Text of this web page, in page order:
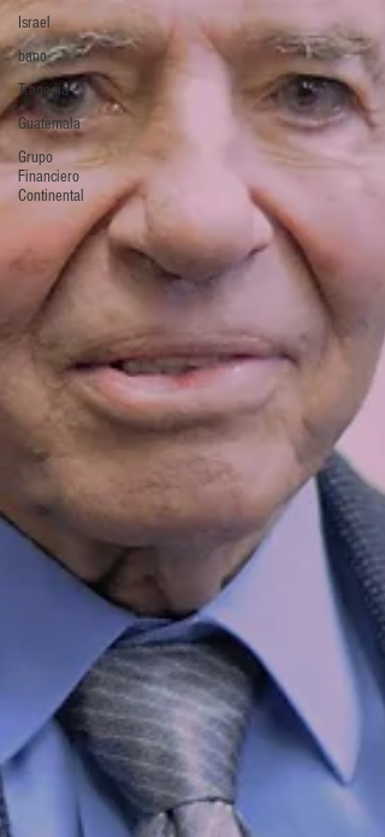
Israel
bano
Tragedia
Guatemala
Grupo
Financiero
Continental